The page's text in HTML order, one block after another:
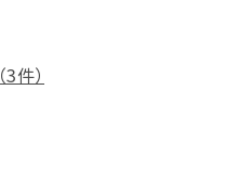
（3件）